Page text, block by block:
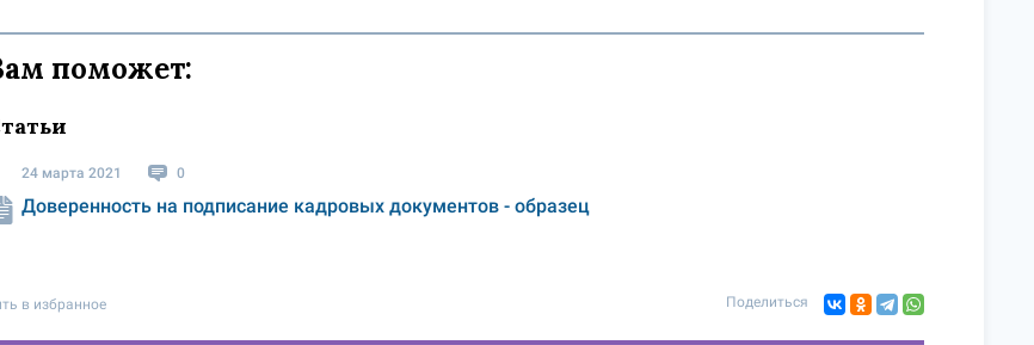
поможет:
24 марта 2021 0
Доверенность на подписание кадровых документов - образец
в избранное Поделиться